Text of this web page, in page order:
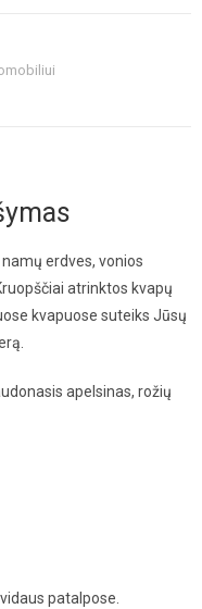
erdves, vonios
atrinktos kvapų
kvapuose suteiks Jūsų
apelsinas, rožių
patalpose.